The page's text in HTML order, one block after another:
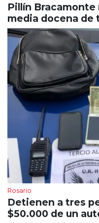
Pillín Bracamonte
media docena de
Rosario
Detienen a tres
$50.000 de un